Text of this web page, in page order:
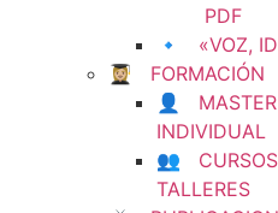
PDF
🔹 «VOZ,
👩🏼‍🎓 FORMACIÓN
👤 MASTER
INDIVIDUAL
👥
TALLERES